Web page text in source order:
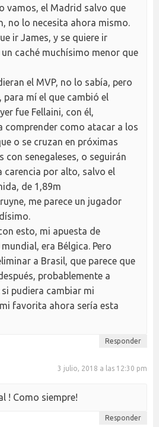
vamos, el Madrid salvo que
no lo necesita ahora mismo.
ir James, y se quiere ir
caché muchísimo menor que
el MVP, no lo sabía, pero
para mí el que cambió el
fue Fellaini, con él,
comprender como atacar a los
o se cruzan en próximas
con senegaleses, o seguirán
carencia por alto, salvo el
de 1,89m
me parece un jugador
esto, mi apuesta de
era Bélgica. Pero
a Brasil, que parece que
probablemente a
si pudiera cambiar mi
favorita ahora sería esta
Responder
3 julio, 2018 a las 12:30 pm
! Como siempre!
Responder